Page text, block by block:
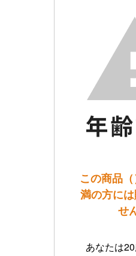
この商品
満の方に
せ
あなたは